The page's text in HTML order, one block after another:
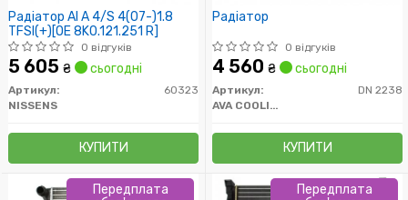
Радіатор AI A 4/S 4(07-)1.8
TFSI(+)[OE 8K0.121.251 R]
0 відгуків
5 605 ₴ сьогодні
Артикул:
60323
NISSENS
КУПИТИ
Радіатор
0 відгуків
4 560 ₴ сьогодні
Артикул:
DN 2238
AVA COOLING
КУПИТИ
Передплата
Передплата